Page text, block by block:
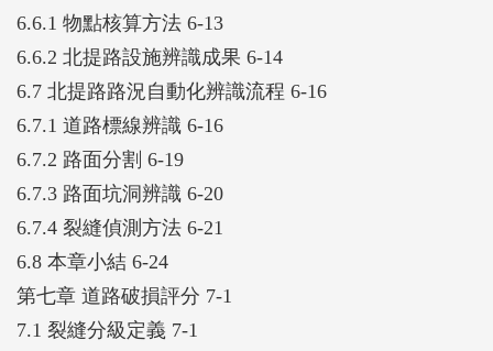
6.6.1 物點核算方法 6-13
6.6.2 北提路設施辨識成果 6-14
6.7 北提路路況自動化辨識流程 6-16
6.7.1 道路標線辨識 6-16
6.7.2 路面分割 6-19
6.7.3 路面坑洞辨識 6-20
6.7.4 裂縫偵測方法 6-21
6.8 本章小結 6-24
第七章 道路破損評分 7-1
7.1 裂縫分級定義 7-1